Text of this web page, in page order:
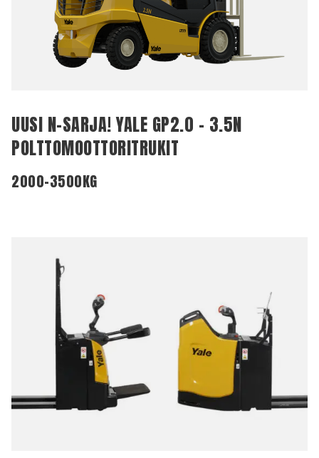
UUSI N-SARJA! YALE GP2.0 – 3.5N
POLTTOMOOTTORITRUKIT
2000-3500KG